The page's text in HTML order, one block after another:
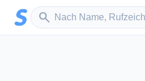
Zum Hauptinhalt springen
search
Sender suchen